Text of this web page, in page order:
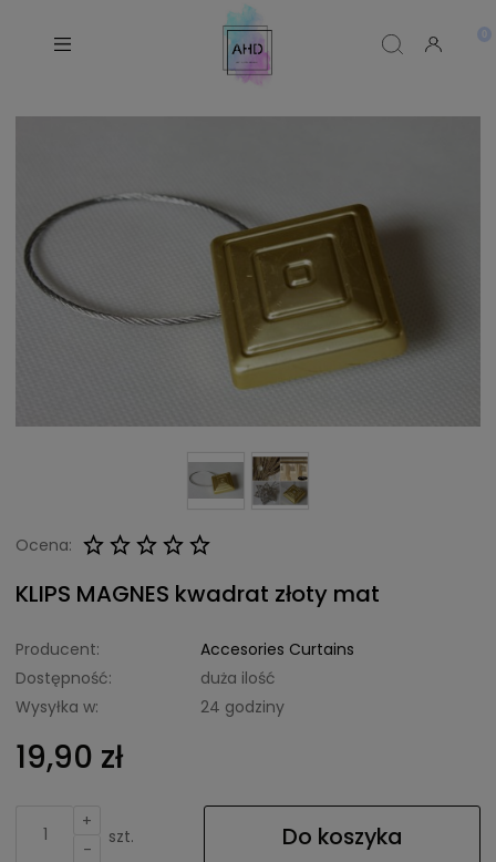
Ocena:
KLIPS MAGNES kwadrat złoty mat
Producent:
Accesories Curtains
Dostępność:
duża ilość
Wysyłka w:
24 godziny
19,90 zł
+
-
szt. Do koszyka